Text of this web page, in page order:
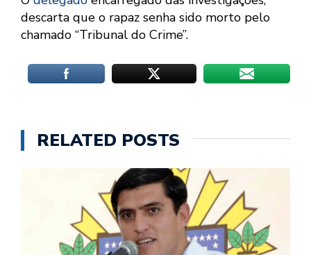
descarta que o rapaz senha sido morto pelo
chamado “Tribunal do Crime”.
RELATED POSTS